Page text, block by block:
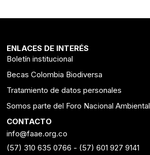
ENLACES DE INTERÉS
Boletín institucional
Becas Colombia Biodiversa
Tratamiento de datos personales
Somos parte del Foro Nacional Ambiental
CONTACTO
info@faae.org.co
(57) 310 635 0766 - (57) 601 927 9141